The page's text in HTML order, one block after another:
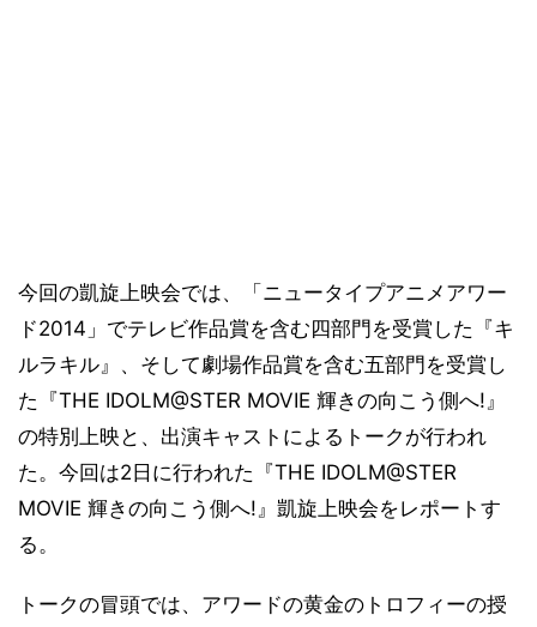
今回の凱旋上映会では、「ニュータイプアニメアワー
ド2014」でテレビ作品賞を含む四部門を受賞した『キ
ルラキル』、そして劇場作品賞を含む五部門を受賞し
た『THE IDOLM@STER MOVIE 輝きの向こう側へ!』
の特別上映と、出演キャストによるトークが行われ
た。今回は2日に行われた『THE IDOLM@STER
MOVIE 輝きの向こう側へ!』凱旋上映会をレポートす
る。
トークの冒頭では、アワードの黄金のトロフィーの授